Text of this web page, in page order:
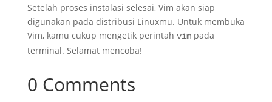
Setelah proses instalasi selesai, Vim akan siap
digunakan pada distribusi Linuxmu. Untuk membuka
Vim, kamu cukup mengetik perintah vimpada
terminal. Selamat mencoba!
0 Comments